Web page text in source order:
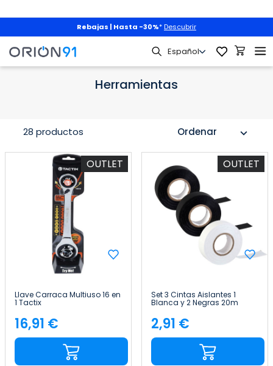
Rebajas | Hasta -30%* Descubrir
Hogar Ferretería y Bricolaje Herramientas
Herramientas
Ordenar expand_more
28 productos
OUTLET
Llave Carraca Multiuso 16 en
1 Tactix
Precio
16,91 €
OUTLET
Set 3 Cintas Aislantes 1
Blanca y 2 Negras 20m
Ø7.2x1.9cm 7hSevenOn
Precio
2,91 €